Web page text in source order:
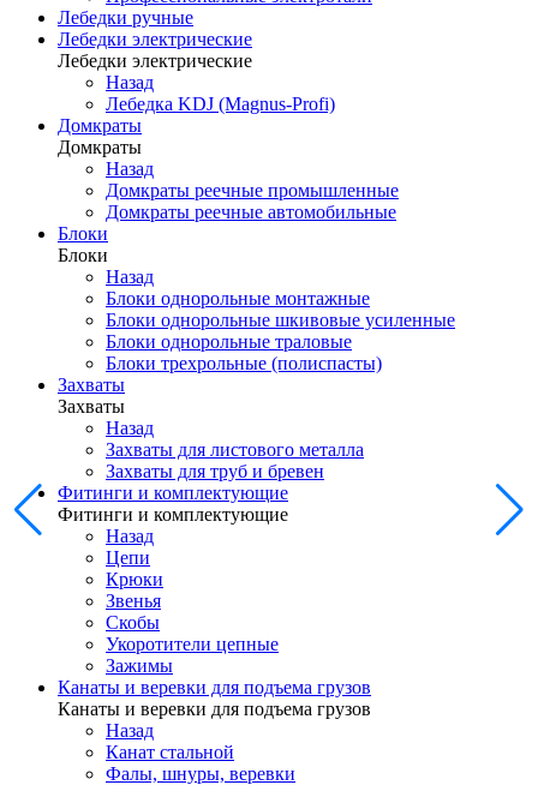
Лебедки ручные
Лебедки электрические
Лебедки электрические
Назад
Лебедка KDJ (Magnus-Profi)
Домкраты
Домкраты
Назад
Домкраты реечные промышленные
Домкраты реечные автомобильные
Блоки
Блоки
Назад
Блоки однорольные монтажные
Блоки однорольные шкивовые усиленные
Блоки однорольные траловые
Блоки трехрольные (полиспасты)
Захваты
Захваты
Назад
Захваты для листового металла
Захваты для труб и бревен
Фитинги и комплектующие
Фитинги и комплектующие
Назад
Цепи
Крюки
Звенья
Скобы
Укоротители цепные
Зажимы
Канаты и веревки для подъема грузов
Канаты и веревки для подъема грузов
Назад
Канат стальной
Фалы, шнуры, веревки